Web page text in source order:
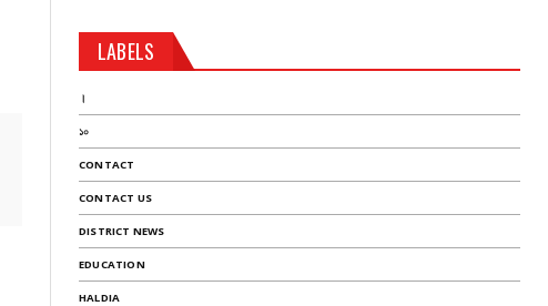
LABELS
।
১০
CONTACT
CONTACT US
DISTRICT NEWS
EDUCATION
HALDIA